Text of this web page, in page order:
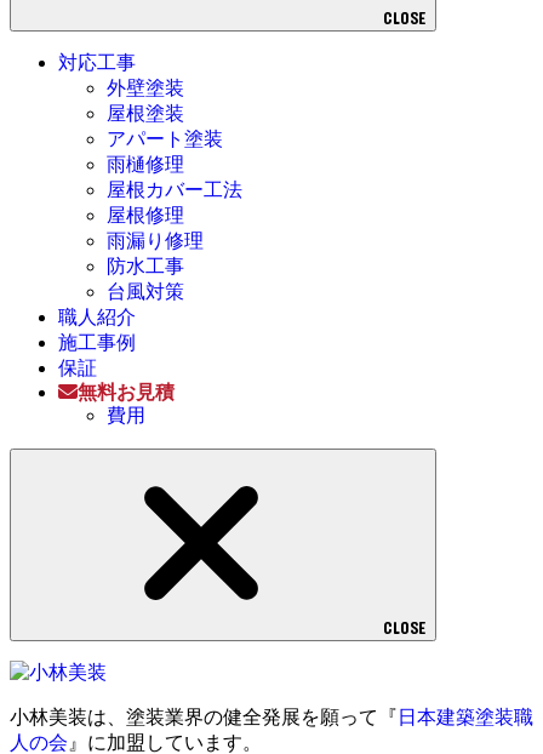
CLOSE
対応工事
外壁塗装
屋根塗装
アパート塗装
雨樋修理
屋根カバー工法
屋根修理
雨漏り修理
防水工事
台風対策
職人紹介
施工事例
保証
無料お見積
費用
CLOSE
小林美装は、塗装業界の健全発展を願って『 日本建築塗装職
人の会 』に加盟しています。